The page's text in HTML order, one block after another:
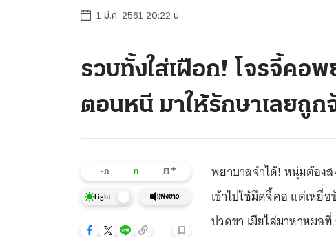
1 มี.ค. 2561 20:22 น.
รวบทั้งใส่เฝือก! โจรจี้คอ
ตอนหนี มาให้รักษาเลยถูก
-ก ก ก+
Light ฟังข่าว
พยาบาลจำได้! หนุ่มต้อง
เข้าไปใช้มีดจี้คอ แต่เหยื่
ปวดขา เมียไล่มาหาหมอ